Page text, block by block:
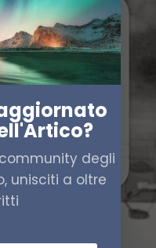
degli
unisciti a oltre